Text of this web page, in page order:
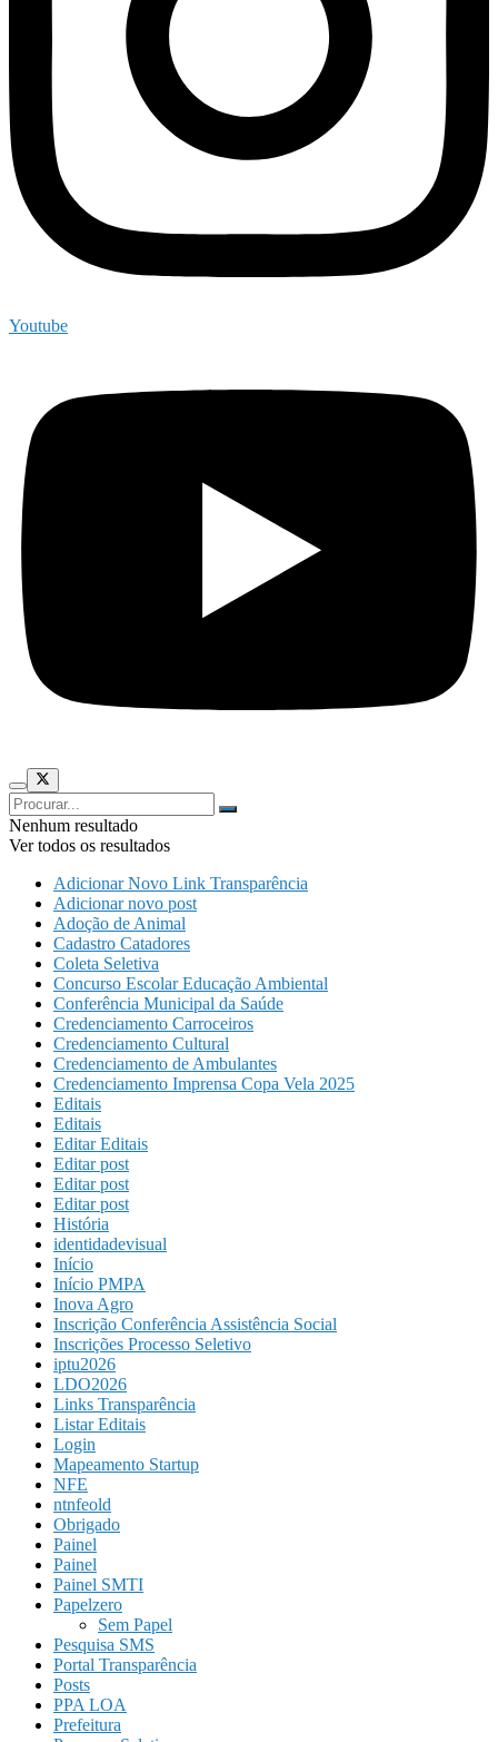
Youtube
Nenhum resultado
Ver todos os resultados
Adicionar Novo Link Transparência
Adicionar novo post
Adoção de Animal
Cadastro Catadores
Coleta Seletiva
Concurso Escolar Educação Ambiental
Conferência Municipal da Saúde
Credenciamento Carroceiros
Credenciamento Cultural
Credenciamento de Ambulantes
Credenciamento Imprensa Copa Vela 2025
Editais
Editais
Editar Editais
Editar post
Editar post
Editar post
História
identidadevisual
Início
Início PMPA
Inova Agro
Inscrição Conferência Assistência Social
Inscrições Processo Seletivo
iptu2026
LDO2026
Links Transparência
Listar Editais
Login
Mapeamento Startup
NFE
ntnfeold
Obrigado
Painel
Painel
Painel SMTI
Papelzero
Sem Papel
Pesquisa SMS
Portal Transparência
Posts
PPA LOA
Prefeitura